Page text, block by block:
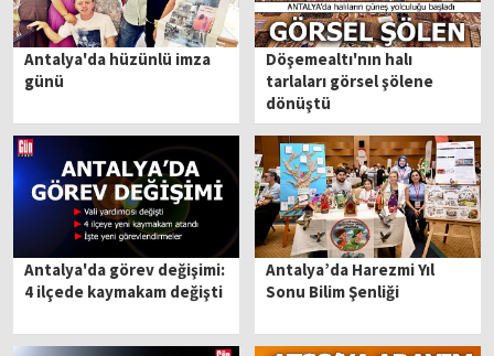
Antalya'da hüzünlü imza
günü
Döşemealtı'nın halı
tarlaları görsel şölene
dönüştü
Antalya'da görev değişimi:
4 ilçede kaymakam değişti
Antalya’da Harezmi Yıl
Sonu Bilim Şenliği